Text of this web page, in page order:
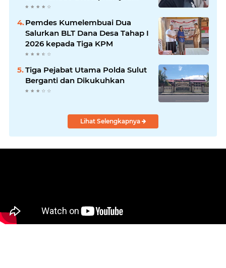
Tersangka
Pemdes Kumelembuai Dua
Salurkan BLT Dana Desa Tahap I
2026 kepada Tiga KPM
Tiga Pejabat Utama Polda Sulut
Berganti dan Dikukuhkan
Lihat Selengkapnya